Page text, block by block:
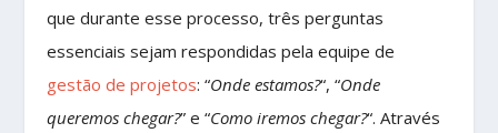
que durante esse processo, três perguntas
essenciais sejam respondidas pela equipe de
gestão de projetos: “Onde estamos?“, “Onde
queremos chegar?” e “Como iremos chegar?“. Através